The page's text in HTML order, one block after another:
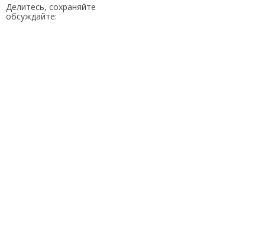
Делитесь, сохраняйте
обсуждайте: